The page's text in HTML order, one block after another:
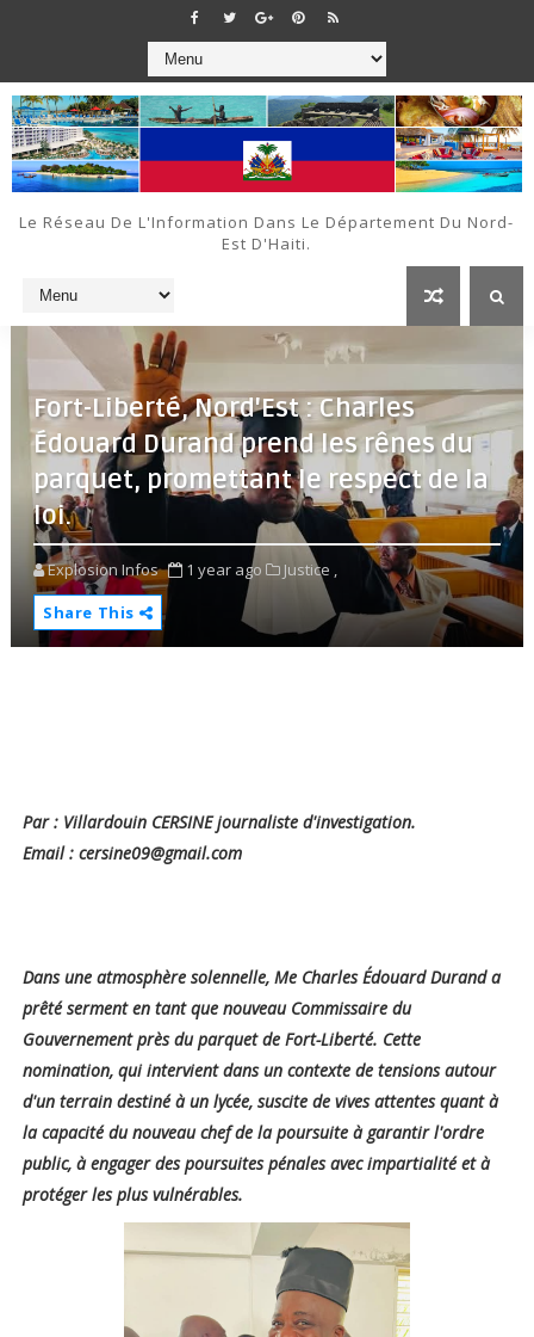
Le Réseau De L'Information Dans Le Département Du Nord-
Est D'Haiti.
Fort-Liberté, Nord'Est : Charles
Édouard Durand prend les rênes du
parquet, promettant le respect de la
loi.
Explosion Infos 1 year ago
Justice ,
Share This
Par : Villardouin CERSINE journaliste d'investigation.
Email : cersine09@gmail.com
Dans une atmosphère solennelle, Me Charles Édouard Durand a
prêté serment en tant que nouveau Commissaire du
Gouvernement près du parquet de Fort-Liberté. Cette
nomination, qui intervient dans un contexte de tensions autour
d'un terrain destiné à un lycée, suscite de vives attentes quant à
la capacité du nouveau chef de la poursuite à garantir l'ordre
public, à engager des poursuites pénales avec impartialité et à
protéger les plus vulnérables.